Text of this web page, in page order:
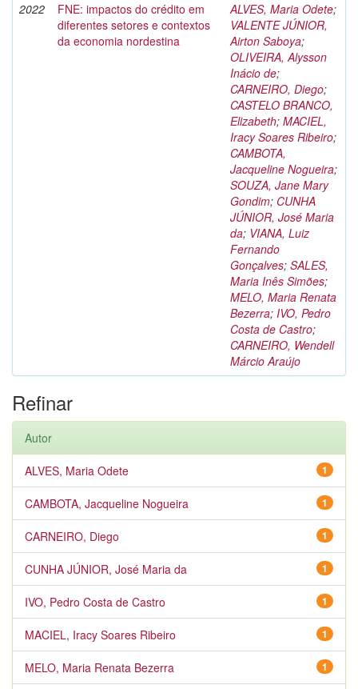
2022
FNE: impactos do crédito em
diferentes setores e contextos
da economia nordestina
ALVES, Maria Odete;
VALENTE JÚNIOR,
Airton Saboya;
OLIVEIRA, Alysson
Inácio de;
CARNEIRO, Diego;
CASTELO BRANCO,
Elizabeth; MACIEL,
Iracy Soares Ribeiro;
CAMBOTA,
Jacqueline Nogueira;
SOUZA, Jane Mary
Gondim; CUNHA
JÚNIOR, José Maria
da; VIANA, Luiz
Fernando
Gonçalves; SALES,
Maria Inês Simões;
MELO, Maria Renata
Bezerra; IVO, Pedro
Costa de Castro;
CARNEIRO, Wendell
Márcio Araújo
Refinar
Autor
1
ALVES, Maria Odete
1
CAMBOTA, Jacqueline Nogueira
1
CARNEIRO, Diego
1
CUNHA JÚNIOR, José Maria da
1
IVO, Pedro Costa de Castro
1
MACIEL, Iracy Soares Ribeiro
1
MELO, Maria Renata Bezerra